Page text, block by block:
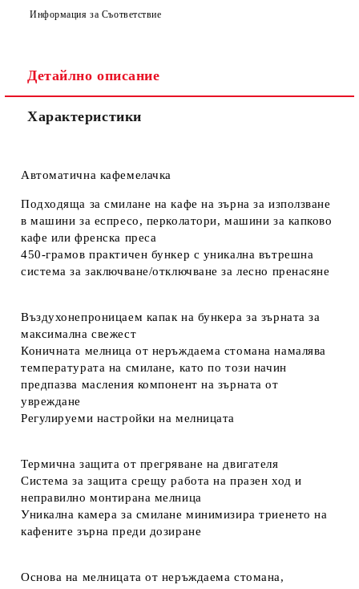
Информация за Съответствие
Детайлно описание
Характеристики
Автоматична кафемелачка
Подходяща за смилане на кафе на зърна за използване
в машини за еспресо, перколатори, машини за капково
кафе или френска преса
450-грамов практичен бункер с уникална вътрешна
система за заключване/отключване за лесно пренасяне
Въздухонепроницаем капак на бункера за зърната за
максимална свежест
Коничната мелница от неръждаема стомана намалява
температурата на смилане, като по този начин
предпазва масления компонент на зърната от
увреждане
Регулируеми настройки на мелницата
Термична защита от прегряване на двигателя
Система за защита срещу работа на празен ход и
неправилно монтирана мелница
Уникална камера за смилане минимизира триенето на
кафените зърна преди дозиране
Основа на мелницата от неръждаема стомана,